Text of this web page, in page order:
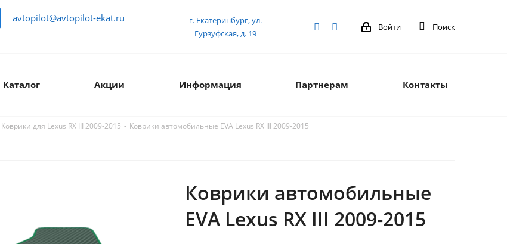
avtopilot@avtopilot-ekat.ru
г. Екатеринбург, ул.
Гурзуфская, д. 19
Войти Поиск
Каталог Акции Информация Партнерам Контакты
Коврики для Lexus RX III 2009-2015 - Коврики автомобильные EVA Lexus RX III 2009-2015
Коврики автомобильные
EVA Lexus RX III 2009-2015